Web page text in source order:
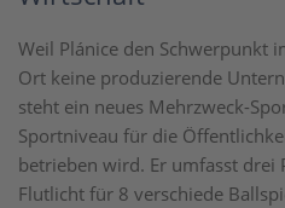
Weil Plánice den Schwerpunkt
Ort keine produzierende
steht ein neues Mehrzweck-
Sportniveau für die
betrieben wird. Er umfasst drei
Flutlicht für 8 verschiede